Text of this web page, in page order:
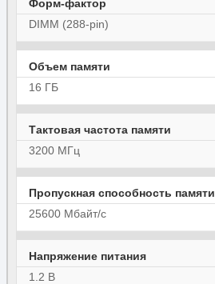
Форм-фактор
DIMM (288-pin)
Объем памяти
16 ГБ
Тактовая частота памяти
3200 МГц
Пропускная способность памяти
25600 Мбайт/с
Напряжение питания
1.2 В